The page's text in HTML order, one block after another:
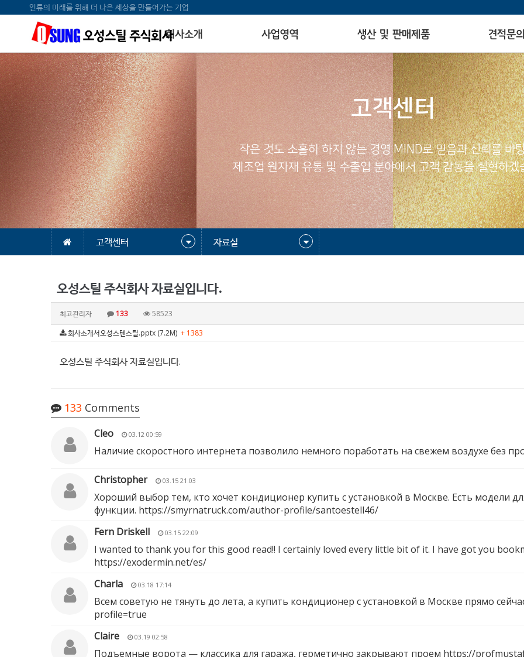
인류의 미래를 위해 더 나은 세상을 만들어가는 기업
회사소개 사업영역 생산 및 판매제품 견적문의
고객센터
작은 것도 소홀히 하지 않는 경영 MIND로 믿음과 신뢰를 바
제조업 원자재 유통 및 수출입 분야에서 고객 감동을 실현하겠
고객센터 자료실
오성스틸 주식회사 자료실입니다.
최고관리자 133 58523
회사소개서오성스텐스틸.pptx (7.2M) + 1383
오성스틸 주식회사 자료실입니다.
133 Comments
Cleo 03.12 00:59
Наличие скоростного интернета позволило немного поработать на свежем воздухе без
Christopher 03.15 21:03
Хороший выбор тем, кто хочет кондиционер купить с установкой в Москве. Есть модели
функции. https://smyrnatruck.com/author-profile/santoestell46/
Fern Driskell
03.15 22:09
I wanted to thank you for this good read!! I certainly loved every little bit of it. I have got you
https://exodermin.net/es/
Charla
03.18 17:14
Всем советую не тянуть до лета, а купить кондиционер с установкой в Москве прямо
profile=true
Claire
03.19 02:58
Подъемные ворота — классика для гаража, герметично закрывают проем https://